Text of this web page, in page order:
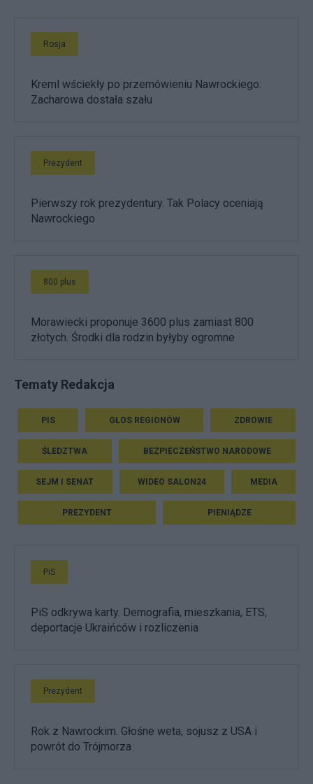
Rosja
Kreml wściekły po przemówieniu Nawrockiego.
Zacharowa dostała szału
Prezydent
Pierwszy rok prezydentury. Tak Polacy oceniają
Nawrockiego
800 plus
Morawiecki proponuje 3600 plus zamiast 800
złotych. Środki dla rodzin byłyby ogromne
Tematy Redakcja
PIS GŁOS REGIONÓW ZDROWIE
ŚLEDZTWA BEZPIECZEŃSTWO NARODOWE
SEJM I SENAT WIDEO SALON24 MEDIA
PREZYDENT PIENIĄDZE
PiS
PiS odkrywa karty. Demografia, mieszkania, ETS,
deportacje Ukraińców i rozliczenia
Prezydent
Rok z Nawrockim. Głośne weta, sojusz z USA i
powrót do Trójmorza